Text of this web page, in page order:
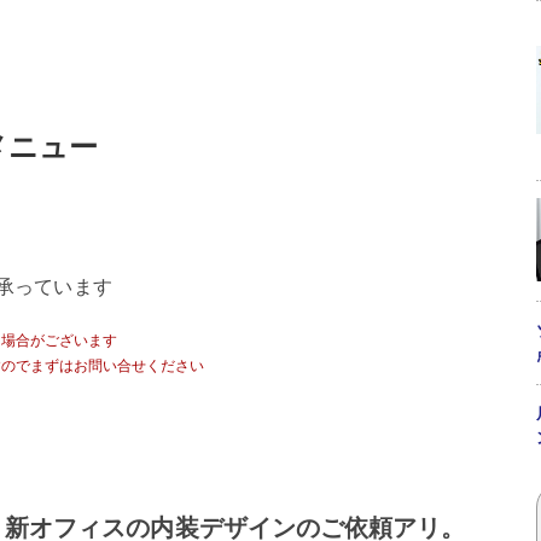
ュー
っています
合がございます
でまずはお問い合せください
オフィスの内装デザインのご依頼アリ。